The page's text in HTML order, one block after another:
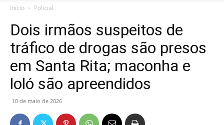
Início Policial
Dois irmãos suspeitos de
tráfico de drogas são presos
em Santa Rita; maconha e
loló são apreendidos
10 de maio de 2026